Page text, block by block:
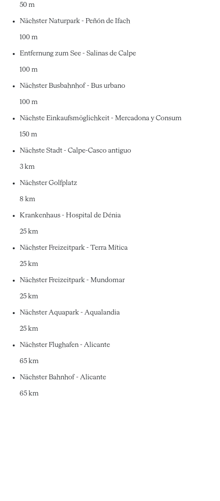
50 m
Nächster Naturpark - Peñón de Ifach
100 m
Entfernung zum See - Salinas de Calpe
100 m
Nächster Busbahnhof - Bus urbano
100 m
Nächste Einkaufsmöglichkeit - Mercadona y Consum
150 m
Nächste Stadt - Calpe-Casco antiguo
3 km
Nächster Golfplatz
8 km
Krankenhaus - Hospital de Dénia
25 km
Nächster Freizeitpark - Terra Mítica
25 km
Nächster Freizeitpark - Mundomar
25 km
Nächster Aquapark - Aqualandia
25 km
Nächster Flughafen - Alicante
65 km
Nächster Bahnhof - Alicante
65 km